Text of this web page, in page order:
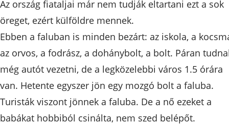
Az ország fiataljai már nem tudják eltartani ezt a sok
öreget, ezért külföldre mennek.
Ebben a faluban is minden bezárt: az iskola, a
az orvos, a fodrász, a dohánybolt, a bolt. Páran
még autót vezetni, de a legközelebbi város 1.5 órára
van. Hetente egyszer jön egy mozgó bolt a faluba.
Turisták viszont jönnek a faluba. De a nő ezeket a
babákat hobbiból csinálta, nem szed belépőt.